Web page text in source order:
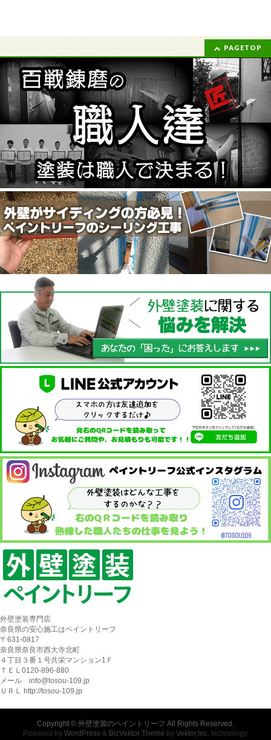
PAGETOP
外壁塗装専門店
奈良県の安心施工はペイントリーフ
〒631-0817
奈良県奈良市西大寺北町
４丁目３番１号共栄マンション1Ｆ
ＴＥＬ0120-896-880
メール info@tosou-109.jp
ＵＲＬ http://tosou-109.jp
Copyright © 外壁塗装のペイントリーフ All Rights Reserved.
Powered by WordPress& BizVektor Theme by Vektor,Inc. technology.